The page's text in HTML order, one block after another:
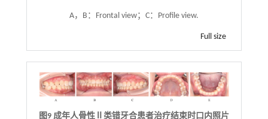
A，B：Frontal view；C：Profile view.
Full size
图9 成年人骨性Ⅱ类错牙合患者治疗结束时口内照片